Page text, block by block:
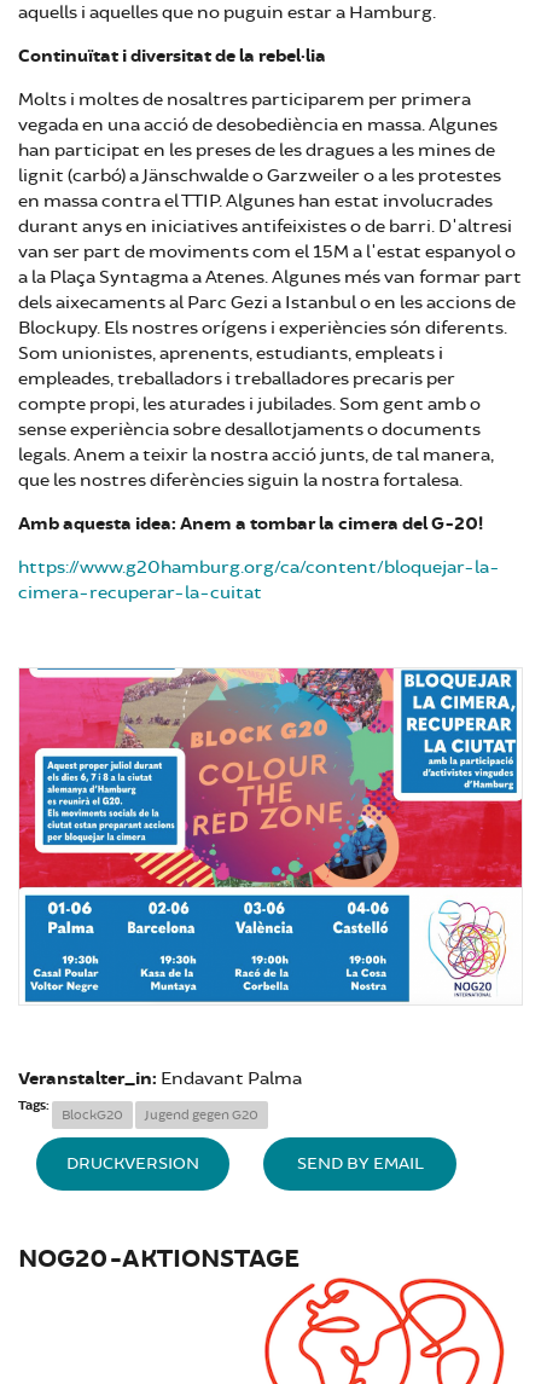
aquells i aquelles que no puguin estar a Hamburg.
Continuïtat i diversitat de la rebel·lia
Molts i moltes de nosaltres participarem per primera
vegada en una acció de desobediència en massa. Algunes
han participat en les preses de les dragues a les mines de
lignit (carbó) a Jänschwalde o Garzweiler o a les protestes
en massa contra el TTIP. Algunes han estat involucrades
durant anys en iniciatives antifeixistes o de barri. D'altresi
van ser part de moviments com el 15M a l'estat espanyol o
a la Plaça Syntagma a Atenes. Algunes més van formar part
dels aixecaments al Parc Gezi a Istanbul o en les accions de
Blockupy. Els nostres orígens i experiències són diferents.
Som unionistes, aprenents, estudiants, empleats i
empleades, treballadors i treballadores precaris per
compte propi, les aturades i jubilades. Som gent amb o
sense experiència sobre desallotjaments o documents
legals. Anem a teixir la nostra acció junts, de tal manera,
que les nostres diferències siguin la nostra fortalesa.
Amb aquesta idea: Anem a tombar la cimera del G-20!
https://www.g20hamburg.org/ca/content/bloquejar-la-
cimera-recuperar-la-cuitat
Veranstalter_in: Endavant Palma
Tags:
BlockG20 Jugend gegen G20
DRUCKVERSION SEND BY EMAIL
NOG20-AKTIONSTAGE